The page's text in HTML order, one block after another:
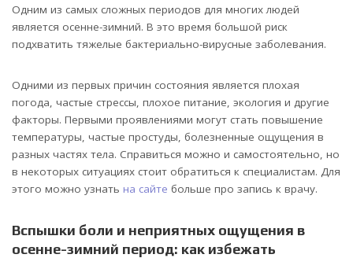
Одним из самых сложных периодов для многих людей
является осенне-зимний. В это время большой риск
подхватить тяжелые бактериально-вирусные заболевания.
Одними из первых причин состояния является плохая
погода, частые стрессы, плохое питание, экология и другие
факторы. Первыми проявлениями могут стать повышение
температуры, частые простуды, болезненные ощущения в
разных частях тела. Справиться можно и самостоятельно, но
в некоторых ситуациях стоит обратиться к специалистам. Для
этого можно узнать на сайте больше про запись к врачу.
Вспышки боли и неприятных ощущения в
осенне-зимний период: как избежать